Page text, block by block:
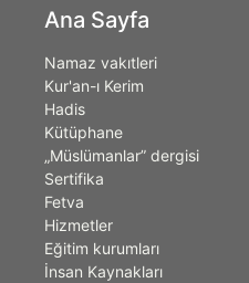
Ana Sayfa
Namaz vakıtleri
Kur'an-ı Kerim
Hadis
Kütüphane
„Müslümanlar” dergisi
Sertifika
Fetva
Hizmetler
Eğitim kurumları
İnsan Kaynakları